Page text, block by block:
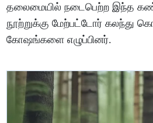
தலைமையில் நடைபெற்ற இந்த
நூற்றுக்கு மேற்பட்டோர்
கோஷங்களை எழுப்பினர்.